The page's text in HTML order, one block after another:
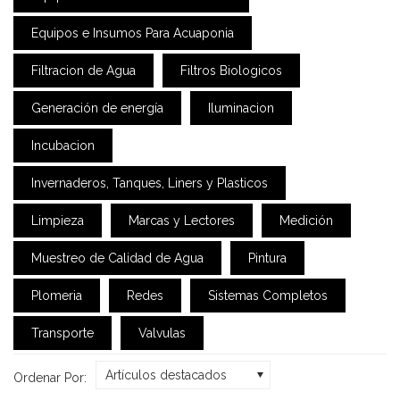
Equipos e Insumos Para Acuaponia
Filtracion de Agua Filtros Biologicos
Generación de energía Iluminacion
Incubacion
Invernaderos, Tanques, Liners y Plasticos
Limpieza Marcas y Lectores Medición
Muestreo de Calidad de Agua Pintura
Plomeria Redes Sistemas Completos
Transporte Valvulas
Ordenar Por: Artículos destacados